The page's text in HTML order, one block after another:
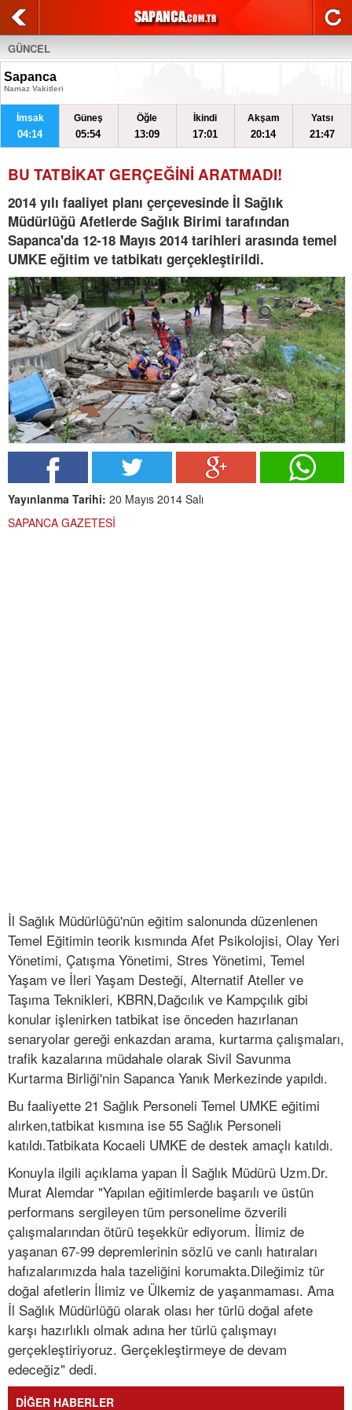
GÜNCEL
Sapanca
Namaz Vakitleri
İmsak
04:14
Güneş
05:54
Öğle
13:09
İkindi
17:01
Akşam
20:14
Yatsı
21:47
BU TATBİKAT GERÇEĞİNİ ARATMADI!
2014 yılı faaliyet planı çerçevesinde İl Sağlık
Müdürlüğü Afetlerde Sağlık Birimi tarafından
Sapanca'da 12-18 Mayıs 2014 tarihleri arasında temel
UMKE eğitim ve tatbikatı gerçekleştirildi.
Yayınlanma Tarihi: 20 Mayıs 2014 Salı
SAPANCA GAZETESİ
İl Sağlık Müdürlüğü'nün eğitim salonunda düzenlenen
Temel Eğitimin teorik kısmında Afet Psikolojisi, Olay Yeri
Yönetimi, Çatışma Yönetimi, Stres Yönetimi, Temel
Yaşam ve İleri Yaşam Desteği, Alternatif Ateller ve
Taşıma Teknikleri, KBRN,Dağcılık ve Kampçılık gibi
konular işlenirken tatbikat ise önceden hazırlanan
senaryolar gereği enkazdan arama, kurtarma çalışmaları,
trafik kazalarına müdahale olarak Sivil Savunma
Kurtarma Birliği'nin Sapanca Yanık Merkezinde yapıldı.
Bu faaliyette 21 Sağlık Personeli Temel UMKE eğitimi
alırken,tatbikat kısmına ise 55 Sağlık Personeli
katıldı.Tatbikata Kocaeli UMKE de destek amaçlı katıldı.
Konuyla ilgili açıklama yapan İl Sağlık Müdürü Uzm.Dr.
Murat Alemdar "Yapılan eğitimlerde başarılı ve üstün
performans sergileyen tüm personelime özverili
çalışmalarından ötürü teşekkür ediyorum. İlimiz de
yaşanan 67-99 depremlerinin sözlü ve canlı hatıraları
hafızalarımızda hala tazeliğini korumakta.Dileğimiz tür
doğal afetlerin İlimiz ve Ülkemiz de yaşanmaması. Ama
İl Sağlık Müdürlüğü olarak olası her türlü doğal afete
karşı hazırlıklı olmak adına her türlü çalışmayı
gerçekleştiriyoruz. Gerçekleştirmeye de devam
edeceğiz" dedi.
DİĞER HABERLER